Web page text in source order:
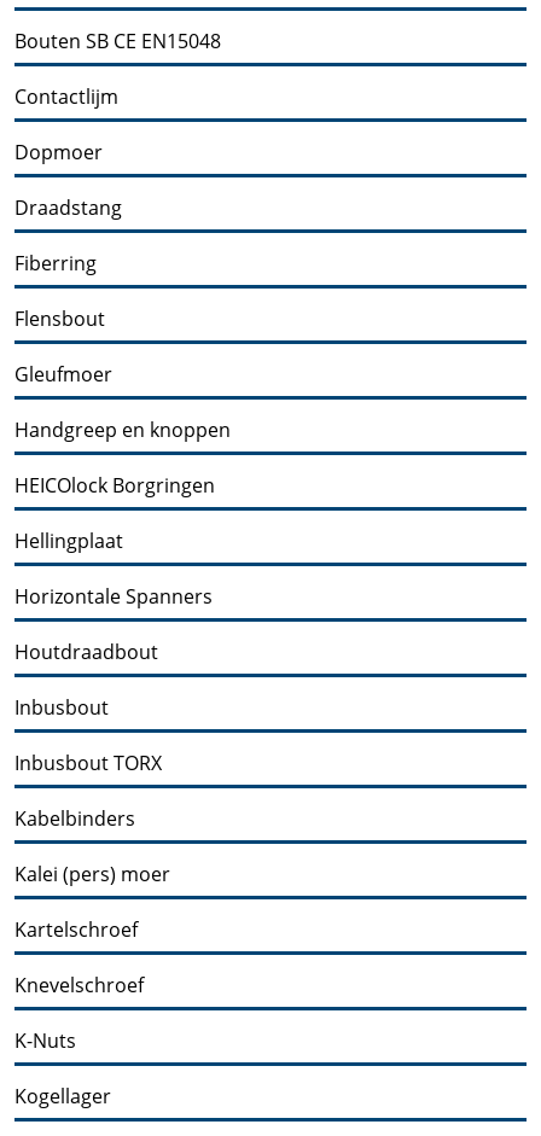
Bouten SB CE EN15048
Contactlijm
Dopmoer
Draadstang
Fiberring
Flensbout
Gleufmoer
Handgreep en knoppen
HEICOlock Borgringen
Hellingplaat
Horizontale Spanners
Houtdraadbout
Inbusbout
Inbusbout TORX
Kabelbinders
Kalei (pers) moer
Kartelschroef
Knevelschroef
K-Nuts
Kogellager